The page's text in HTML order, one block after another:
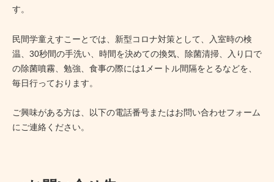
す。
民間学童えすこーとでは、新型コロナ対策として、入室時の検
温、30秒間の手洗い、時間を決めての換気、除菌清掃、入り口で
の除菌噴霧、勉強、食事の際には1メートル間隔をとるなどを、
毎日行っております。
ご興味がある方は、以下の電話番号またはお問い合わせフォーム
にご連絡ください。